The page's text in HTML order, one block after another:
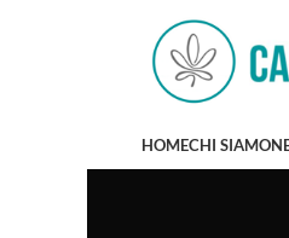
HOMECHI SIAMO